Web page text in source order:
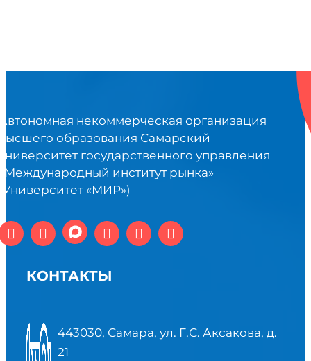
некоммерческая организация
образования Самарский
государственного управления
институт рынка»
«МИР»)
КОНТАКТЫ
443030, Самара, ул. Г.С. Аксакова, д.
21